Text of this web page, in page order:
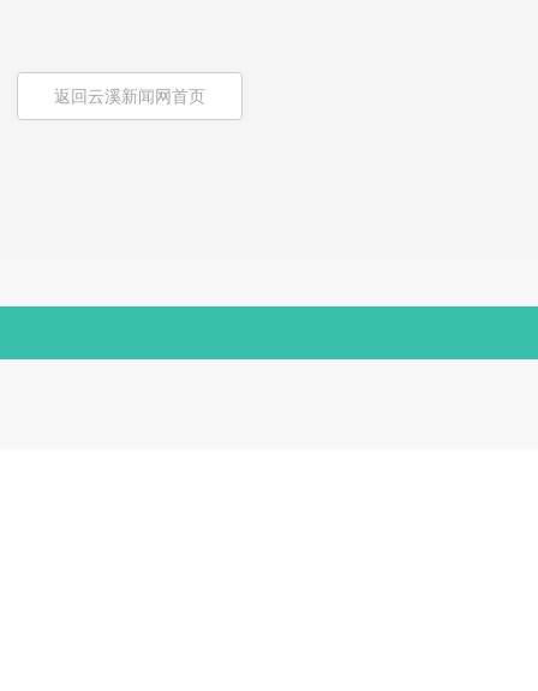
返回云溪新闻网首页